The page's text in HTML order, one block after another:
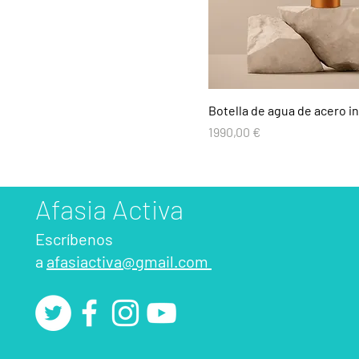
Botella de agua de acero
Precio
1990,00 €
Afasia Activa
Escríbenos
a afasiactiva@gmail.com